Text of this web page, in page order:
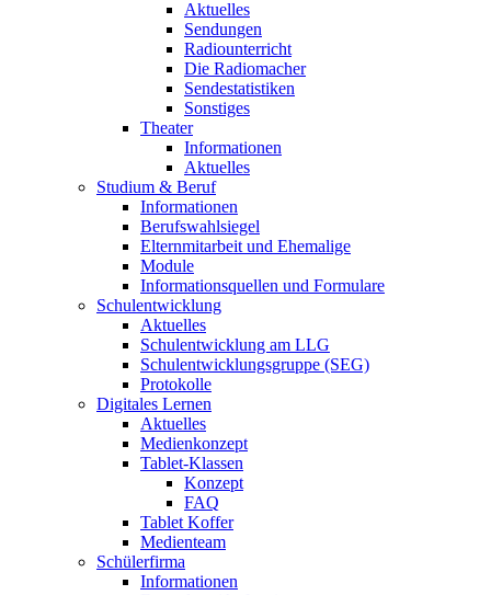
Aktuelles
Sendungen
Radiounterricht
Die Radiomacher
Sendestatistiken
Sonstiges
Theater
Informationen
Aktuelles
Studium & Beruf
Informationen
Berufswahlsiegel
Elternmitarbeit und Ehemalige
Module
Informationsquellen und Formulare
Schulentwicklung
Aktuelles
Schulentwicklung am LLG
Schulentwicklungsgruppe (SEG)
Protokolle
Digitales Lernen
Aktuelles
Medienkonzept
Tablet-Klassen
Konzept
FAQ
Tablet Koffer
Medienteam
Schülerfirma
Informationen